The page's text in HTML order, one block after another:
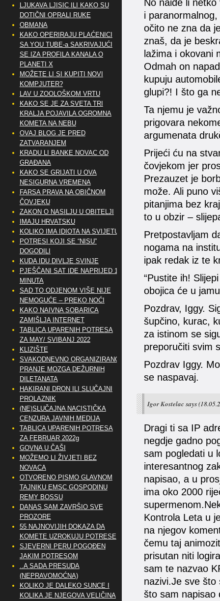
No naiđe li
i
očito ne zna da
znaš, da je
lažima i okovani
Odmah on
kupuju
glupi?! I što ga
Ta njemu je
prigovara
argumenata
Prijeći ću na
čovjekom jer
Prezauzet je
može. Ali puno
pitanjima bez
to u obzir –
Pretpostavljam
nogama na
ipak redak iz te
“Pustite ih!
obojica će u
Pozdrav, Iggy.
šupčino, kurac,
za istinom se
preporučiti svim
Pozdrav Iggy.
se naspavaj.
Igor Kostelac says
Dragi ti sa IP
negdje gadno
sam pogledati u
interesantnog
napisao, a u
ima oko 2000
Kontrola Leta u
na njegov
čemu taj
prisutan niti
sam te nazvao
nazivi.Je sve što
što sam napisao
LJUKAVA LJISIC ILI KAKO SU
DOTIČNI OPRALI RUKE
OBMANA
KAKO OPERIRAJU PLAĆENICI
SA YOU TUBE-a SAKRIVAJUĆI
SE IZA PROFILA KANALA O
PLANETI X
MOŽETE LI SI KUPITI NOVI
KOMPJUTER?
LAV U ZOOLOŠKOM VRTU
KAKO SE JE ZA SVETA TRI
KRALJA POJAVILA OGROMNA
KOMETA NA NEBU
OVAJ BLOG JE PRED
ZATVARANJEM
KRADU LI BANKE NOVAC OD
GRAĐANA
KAKO SE GRIJATI U OVA
NESIGURNA VREMENA
FARSA PRAVA NA OBIČNOM
ČOVJEKU
ZAKON O NASILJU U OBITELJI
IMAJU HRVATSKU
KOLIKO IMA IDIOTA NA SVIJETU?
POTRESI KOJI SE “NISU”
DOGODILI
KUDA IDU DIVLJE SVINJE
PJEŠČANI SAT IDE NAPRIJED 10
MINUTA
SAD TO ODJENOM VIŠE NIJE
NEMOGUĆE – PREKO NOĆI
KAKO NAIVNA SOBARICA
ZAMIŠLJA INTERNET
TABLICA UPARENIH POTRESA
ZA MAY/ SVIBANJ 2022
KLIZIŠTE
SVAKODNEVNO ORGANIZIRANO
PRANJE MOZGA DEŽURNIH
DILETANATA
HAKIRANI DRON ILI SLUČAJNI
PROLAZNIK
(NE)SLUČAJNA NACISTIČKA
CENZURA JAVNIH MEDIJA
TABLICA UPARENIH POTRESA
ZA FEBRUAR 2022g
GOVNA U ČAŠI
MOŽEMO LI ŽIVJETI BEZ
NOVACA
OTVORENO PISMO GLAVNOM
TAJNIKU EMSC GOSPODINU
REMY BOSSU
DANAS SAM ZAVRŠIO SVE
PROZORE
55 NAJNOVIJIH DOKAZA DA
KOMETE UZROKUJU POTRESE
SJEVERNI PERU POGOĐEN
JAKIM POTRESOM
..A SADA PRESUDA
(NEPRAVOMOĆNA)
KOLIKO JE DALEKO SUNCE I
KOLIKA JE NJEGOVA VELIČINA